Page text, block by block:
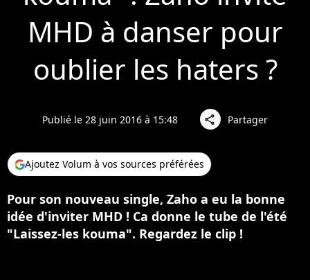
MHD à danser pour
oublier les haters ?
Publié le 28 juin 2016 à 15:48 share Partager
Ajoutez Volum à vos sources préférées
Pour son nouveau single, Zaho a eu la bonne
idée d'inviter MHD ! Ca donne le tube de l'été
"Laissez-les kouma". Regardez le clip !